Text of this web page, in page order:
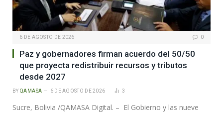
6 DE AGOSTO DE 2026 0
Paz y gobernadores firman acuerdo del 50/50
que proyecta redistribuir recursos y tributos
desde 2027
BY QAMASA 6 DE AGOSTO DE 2026 3
Sucre, Bolivia /QAMASA Digital. – El Gobierno y las nueve